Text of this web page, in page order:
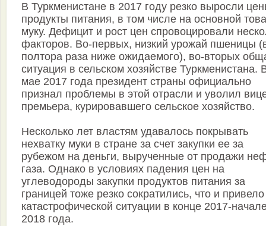
В Туркменистане в 2017 году резко выросли
продукты питания, в том числе на основной
муку. Дефицит и рост цен спровоцировали
факторов. Во-первых, низкий урожай пшеницы
полтора раза ниже ожидаемого), во-вторых
ситуация в сельском хозяйстве Туркменистана.
мае 2017 года президент страны официально
признал проблемы в этой отрасли и уволил
премьера, курировавшего сельское хозяйство.
Несколько лет властям удавалось покрывать
нехватку муки в стране за счет закупки ее за
рубежом на деньги, вырученные от продажи
газа. Однако в условиях падения цен на
углеводороды закупки продуктов питания за
границей тоже резко сократились, что и привело
катастрофической ситуации в конце 2017-
2018 года.